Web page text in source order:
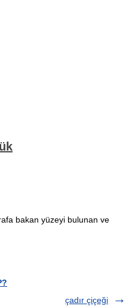
bakan yüzeyi bulunan ve
çadır çiçeği